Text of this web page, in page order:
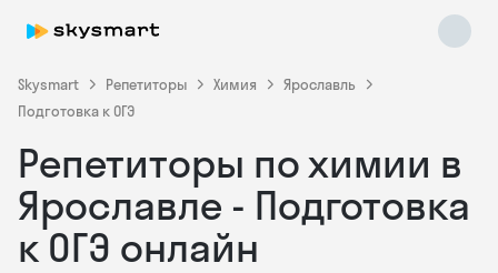
Skysmart Репетиторы Химия
Ярославль
Подготовка к ОГЭ
Репетиторы по химии в
Ярославле - Подготовка
к ОГЭ онлайн